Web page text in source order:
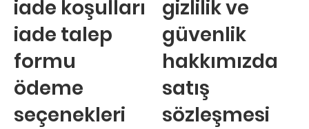
iade koşulları
iade talep
formu
ödeme
seçenekleri
gizlilik ve
güvenlik
hakkımızda
satış
sözleşmesi